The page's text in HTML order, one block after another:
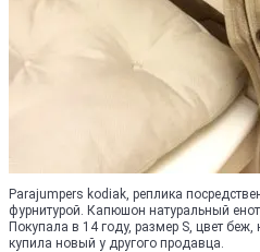
Parajumpers kodiak, реплика
фурнитурой. Капюшон натуральный
Покупала в 14 году, размер S, цвет
купила новый у другого продавца.